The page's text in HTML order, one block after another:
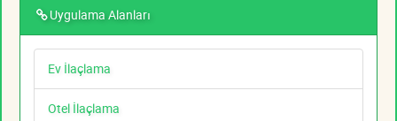
Uygulama Alanları
Ev İlaçlama
Otel İlaçlama